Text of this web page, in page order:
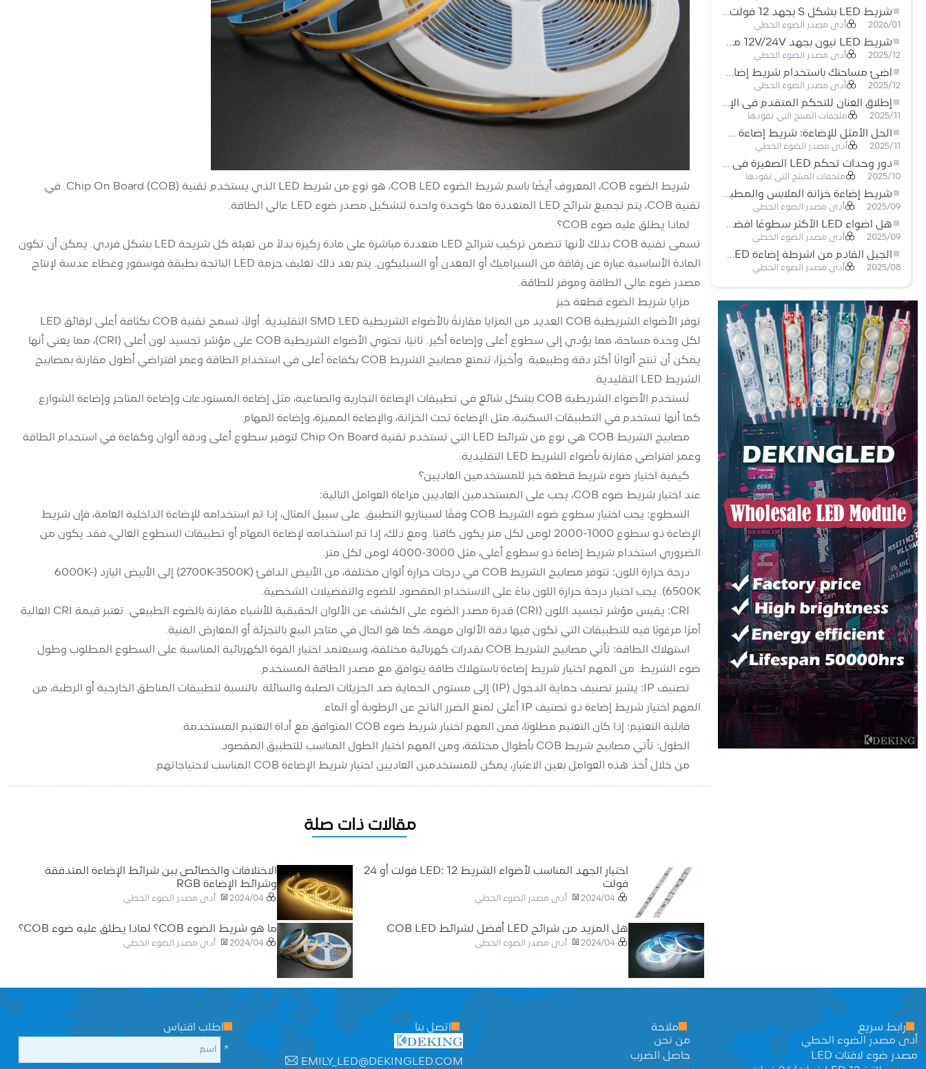
شريط LED بشكل S بجهد 12 فولت: حل إضاءة مرن وفعال للتصميمات الحديثة
2026/01 أدى مصدر الضوء الخطي
شريط LED نيون بجهد 12V/24V مع إمكانية القص كل 3 مصابيح: حل إضاءة نيون عصري لكل المساحات
2025/12 أدى مصدر الضوء الخطي
أضِئ مساحتك باستخدام شريط إضاءة LED نيون مرن منخفض الجهد
2025/12 أدى مصدر الضوء الخطي
إطلاق العنان للتحكم المتقدم في الإضاءة: المزايا الرئيسية لجهاز التحكم RGBW 5–24 فولت
2025/11 ملحقات المنتج التي تقودها
الحل الأمثل للإضاءة: شريط إضاءة LED مرن عالي الكثافة COB FOB للإضاءة الحديثة
2025/11 أدى مصدر الضوء الخطي
دور وحدات تحكم LED الصغيرة في مشاريع إضاءة شريط LED
2025/10 ملحقات المنتج التي تقودها
شريط إضاءة خزانة الملابس والمطبخ: شريط COB LED اللمسي الذي يعيد تعريف الإضاءة المنزلية والتجارية
2025/09 أدى مصدر الضوء الخطي
هل أضواء LED الأكثر سطوعًا أفضل؟
2025/09 أدى مصدر الضوء الخطي
الجيل القادم من أشرطة إضاءة LED: قابلة للقطع بحرية لإمكانيات غير محدودة
2025/08 أدى مصدر الضوء الخطي
شريط الضوء COB، المعروف أيضًا باسم شريط الضوء COB LED، هو نوع من شريط LED الذي يستخدم تقنية Chip On Board (COB). في
تقنية COB، يتم تجميع شرائح LED المتعددة معًا كوحدة واحدة لتشكيل مصدر ضوء LED عالي الطاقة.
لماذا يطلق عليه ضوء COB؟
تسمى تقنية COB بذلك لأنها تتضمن تركيب شرائح LED متعددة مباشرة على مادة ركيزة بدلاً من تعبئة كل شريحة LED بشكل فردي. يمكن أن تكون
المادة الأساسية عبارة عن رقاقة من السيراميك أو المعدن أو السيليكون. يتم بعد ذلك تغليف حزمة LED الناتجة بطبقة فوسفور وغطاء عدسة لإنتاج
مصدر ضوء عالي الطاقة وموفر للطاقة.
مزايا شريط الضوء قطعة خبز
توفر الأضواء الشريطية COB العديد من المزايا مقارنةً بالأضواء الشريطية SMD LED التقليدية. أولاً، تسمح تقنية COB بكثافة أعلى لرقائق LED
لكل وحدة مساحة، مما يؤدي إلى سطوع أعلى وإضاءة أكبر. ثانيًا، تحتوي الأضواء الشريطية COB على مؤشر تجسيد لون أعلى (CRI)، مما يعني أنها
يمكن أن تنتج ألوانًا أكثر دقة وطبيعية. وأخيرًا، تتمتع مصابيح الشريط COB بكفاءة أعلى في استخدام الطاقة وعمر افتراضي أطول مقارنة بمصابيح
الشريط LED التقليدية.
تُستخدم الأضواء الشريطية COB بشكل شائع في تطبيقات الإضاءة التجارية والصناعية، مثل إضاءة المستودعات وإضاءة المتاجر وإضاءة الشوارع.
كما أنها تستخدم في التطبيقات السكنية، مثل الإضاءة تحت الخزانة، والإضاءة المميزة، وإضاءة المهام.
مصابيح الشريط COB هي نوع من شرائط LED التي تستخدم تقنية Chip On Board لتوفير سطوع أعلى ودقة ألوان وكفاءة في استخدام الطاقة
وعمر افتراضي مقارنة بأضواء الشريط LED التقليدية.
كيفية اختيار ضوء شريط قطعة خبز للمستخدمين العاديين؟
عند اختيار شريط ضوء COB، يجب على المستخدمين العاديين مراعاة العوامل التالية:
السطوع: يجب اختيار سطوع ضوء الشريط COB وفقًا لسيناريو التطبيق. على سبيل المثال، إذا تم استخدامه للإضاءة الداخلية العامة، فإن شريط
الإضاءة ذو سطوع 1000-2000 لومن لكل متر يكون كافيًا. ومع ذلك، إذا تم استخدامه لإضاءة المهام أو تطبيقات السطوع العالي، فقد يكون من
الضروري استخدام شريط إضاءة ذو سطوع أعلى، مثل 3000-4000 لومن لكل متر.
درجة حرارة اللون: تتوفر مصابيح الشريط COB في درجات حرارة ألوان مختلفة، من الأبيض الدافئ (2700K-3500K) إلى الأبيض البارد (6000K-
6500K). يجب اختيار درجة حرارة اللون بناءً على الاستخدام المقصود للضوء والتفضيلات الشخصية.
CRI: يقيس مؤشر تجسيد اللون (CRI) قدرة مصدر الضوء على الكشف عن الألوان الحقيقية للأشياء مقارنة بالضوء الطبيعي. تعتبر قيمة CRI العالية
أمرًا مرغوبًا فيه للتطبيقات التي تكون فيها دقة الألوان مهمة، كما هو الحال في متاجر البيع بالتجزئة أو المعارض الفنية.
استهلاك الطاقة: تأتي مصابيح الشريط COB بقدرات كهربائية مختلفة، وسيعتمد اختيار القوة الكهربائية المناسبة على السطوع المطلوب وطول
ضوء الشريط. من المهم اختيار شريط إضاءة باستهلاك طاقة يتوافق مع مصدر الطاقة المستخدم.
تصنيف IP: يشير تصنيف حماية الدخول (IP) إلى مستوى الحماية ضد الجزيئات الصلبة والسائلة. بالنسبة لتطبيقات المناطق الخارجية أو الرطبة، من
المهم اختيار شريط إضاءة ذو تصنيف IP أعلى لمنع الضرر الناتج عن الرطوبة أو الماء.
قابلية التعتيم: إذا كان التعتيم مطلوبًا، فمن المهم اختيار شريط ضوء COB المتوافق مع أداة التعتيم المستخدمة.
الطول: تأتي مصابيح شريط COB بأطوال مختلفة، ومن المهم اختيار الطول المناسب للتطبيق المقصود.
من خلال أخذ هذه العوامل بعين الاعتبار، يمكن للمستخدمين العاديين اختيار شريط الإضاءة COB المناسب لاحتياجاتهم.
مقالات ذات صلة
اختيار الجهد المناسب لأضواء الشريط LED: 12 فولت أو 24
فولت
2024/04 أدى مصدر الضوء الخطي
الاختلافات والخصائص بين شرائط الإضاءة المتدفقة
وشرائط الإضاءة RGB
2024/04 أدى مصدر الضوء الخطي
هل المزيد من شرائح LED أفضل لشرائط COB LED
2024/04 أدى مصدر الضوء الخطي
ما هو شريط الضوء COB؟ لماذا يطلق عليه ضوء COB؟
2024/04 أدى مصدر الضوء الخطي
رابط سريع
أدى مصدر الضوء الخطي
مصدر ضوء لافتات LED
ملاحة
من نحن
حاصل الضرب
اتصل بنا
EMILY_LED@DEKINGLED.COM
اطلب اقتباس
*